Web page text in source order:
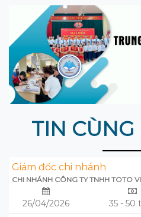
TIN CÙNG
Giám đốc chi nhánh
CHI NHÁNH CÔNG TY TNHH TOTO
26/04/2026 35 - 50